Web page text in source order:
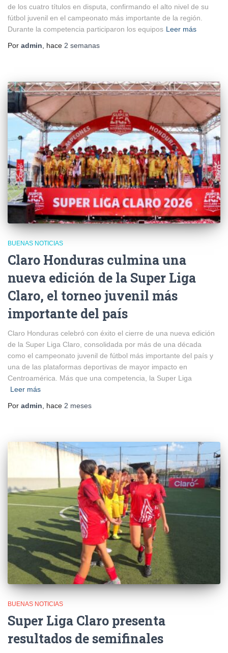
de los cuatro títulos en disputa, confirmando el alto nivel de su
fútbol juvenil en el campeonato más importante de la región.
Durante la competencia participaron los equipos Leer más
Por admin , hace 2 semanas
BUENAS NOTICIAS
Claro Honduras culmina una
nueva edición de la Super Liga
Claro, el torneo juvenil más
importante del país
Claro Honduras celebró con éxito el cierre de una nueva edición
de la Super Liga Claro, consolidada por más de una década
como el campeonato juvenil de fútbol más importante del país y
una de las plataformas deportivas de mayor impacto en
Centroamérica. Más que una competencia, la Super Liga
Leer más
Por admin, hace 2 meses
BUENAS NOTICIAS
Super Liga Claro presenta
resultados de semifinales